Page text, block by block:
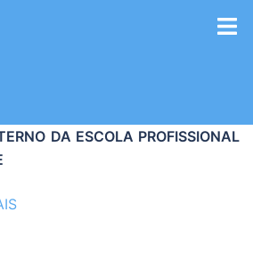
DA ESCOLA PROFISSIONAL